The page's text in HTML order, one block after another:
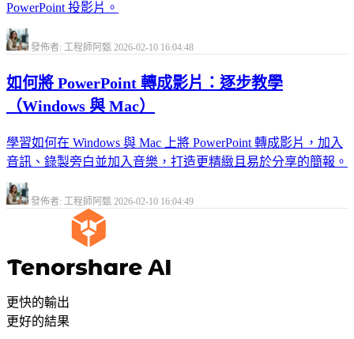
PowerPoint 投影片。
發佈者: 工程師阿甄 2026-02-10 16:04:48
如何將 PowerPoint 轉成影片：逐步教學
（Windows 與 Mac）
學習如何在 Windows 與 Mac 上將 PowerPoint 轉成影片，加入
音訊、錄製旁白並加入音樂，打造更精緻且易於分享的簡報。
發佈者: 工程師阿甄 2026-02-10 16:04:49
更快的輸出
更好的結果